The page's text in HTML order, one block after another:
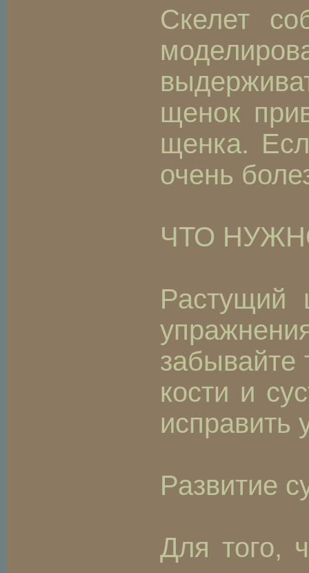
Скелет
щенок
щенка.
очень
ЧТО
Растущий
забывайте
кости и
исправить
Развитие
Для того,